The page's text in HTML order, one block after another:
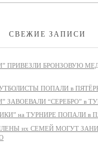
СВЕЖИЕ ЗАПИСИ
ПРИВЕЗЛИ БРОНЗОВУЮ
ПОПАЛИ в
ЗАВОЕВАЛИ “СЕРЕБРО” в
на ТУРНИРЕ ПОПАЛИ в
их СЕМЕЙ МОГУТ